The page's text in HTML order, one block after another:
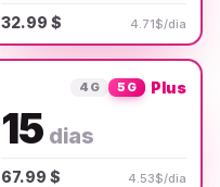
32.99 $ 4.71$/dia
4G 5G Plus
15 dias
67.99 $ 4.53$/dia